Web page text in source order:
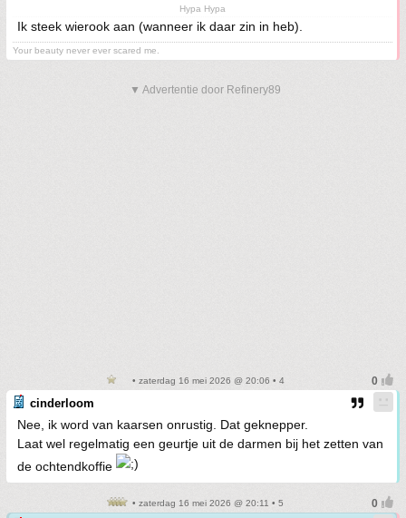
Hypa Hypa
Ik steek wierook aan (wanneer ik daar zin in heb).
Your beauty never ever scared me.
▼ Advertentie door Refinery89
• zaterdag 16 mei 2026 @ 20:06 • 4
cinderloom
Nee, ik word van kaarsen onrustig. Dat geknepper.
Laat wel regelmatig een geurtje uit de darmen bij het zetten van
de ochtendkoffie
• zaterdag 16 mei 2026 @ 20:11 • 5